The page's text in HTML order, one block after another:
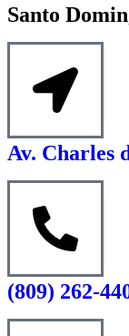
Santo
Av. Charles
(809) 262-